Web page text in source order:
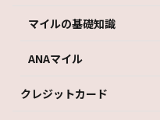
マイルの基礎知識
ANAマイル
クレジットカード